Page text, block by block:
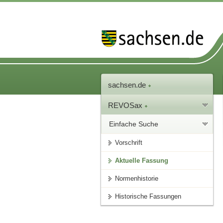
sachsen.de
REVOSax
Einfache Suche
Vorschrift
Aktuelle Fassung
Normenhistorie
Historische Fassungen